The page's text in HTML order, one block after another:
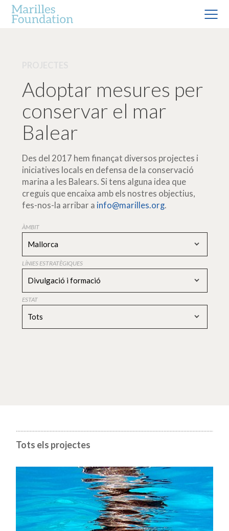
Adoptar mesures per
conservar el mar
Balear
Des del 2017 hem finançat diversos projectes i
iniciatives locals en defensa de la conservació
marina a les Balears. Si tens alguna idea que
creguis que encaixa amb els nostres objectius,
fes-nos-la arribar a info@marilles.org.
ÀMBIT
Mallorca
LÍNIES ESTRATÈGIQUES
Divulgació i formació
ESTAT
Tots
Tots els projectes